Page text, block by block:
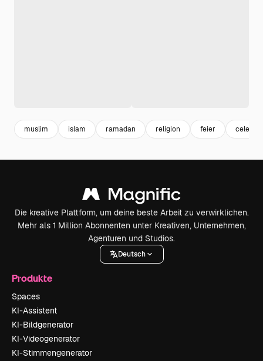
muslim islam ramadan religion feier
Die kreative Plattform, um deine beste Arbeit zu verwirklichen.
Mehr als 1 Million Abonnenten unter Kreativen, Unternehmen,
Agenturen und Studios.
Deutsch
Produkte
Spaces
KI-Assistent
KI-Bildgenerator
KI-Videogenerator
KI-Stimmengenerator